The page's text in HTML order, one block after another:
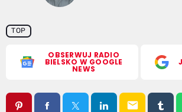
TOP
OBSERWUJ RADIO
BIELSKO W GOOGLE
NEWS
email